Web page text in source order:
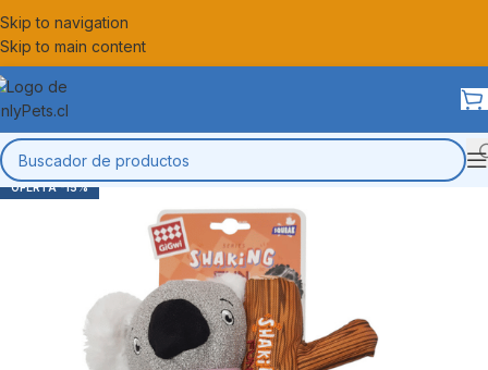
Skip to navigation
Skip to main content
-15%